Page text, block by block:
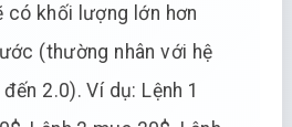
có khối lượng lớn hơn
(thường nhân với hệ
2.0). Ví dụ: Lệnh 1